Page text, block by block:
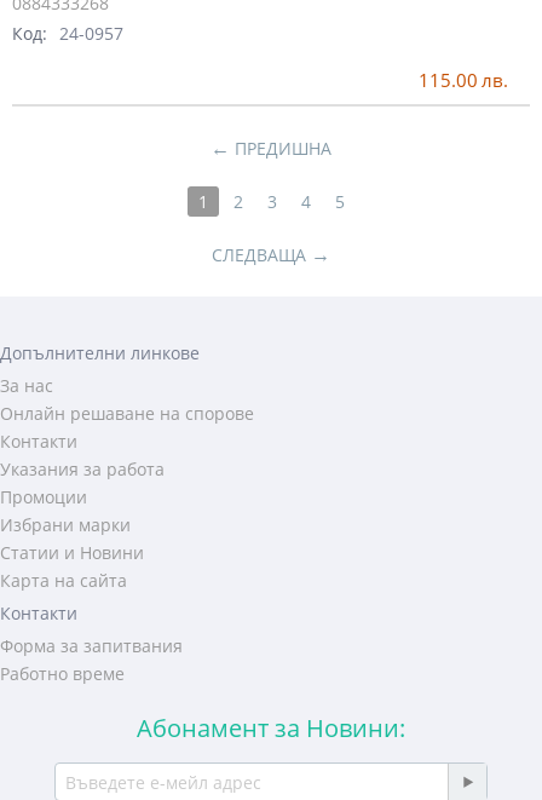
Код: 24-0957
115.00 лв.
← ПРЕДИШНА
1 2 3 4 5
СЛЕДВАЩА →
Допълнителни линкове
За нас
Онлайн решаване на спорове
Контакти
Указания за работа
Промоции
Избрани марки
Статии и Новини
Карта на сайта
Контакти
Форма за запитвания
Работно време
Абонамент за Новини: